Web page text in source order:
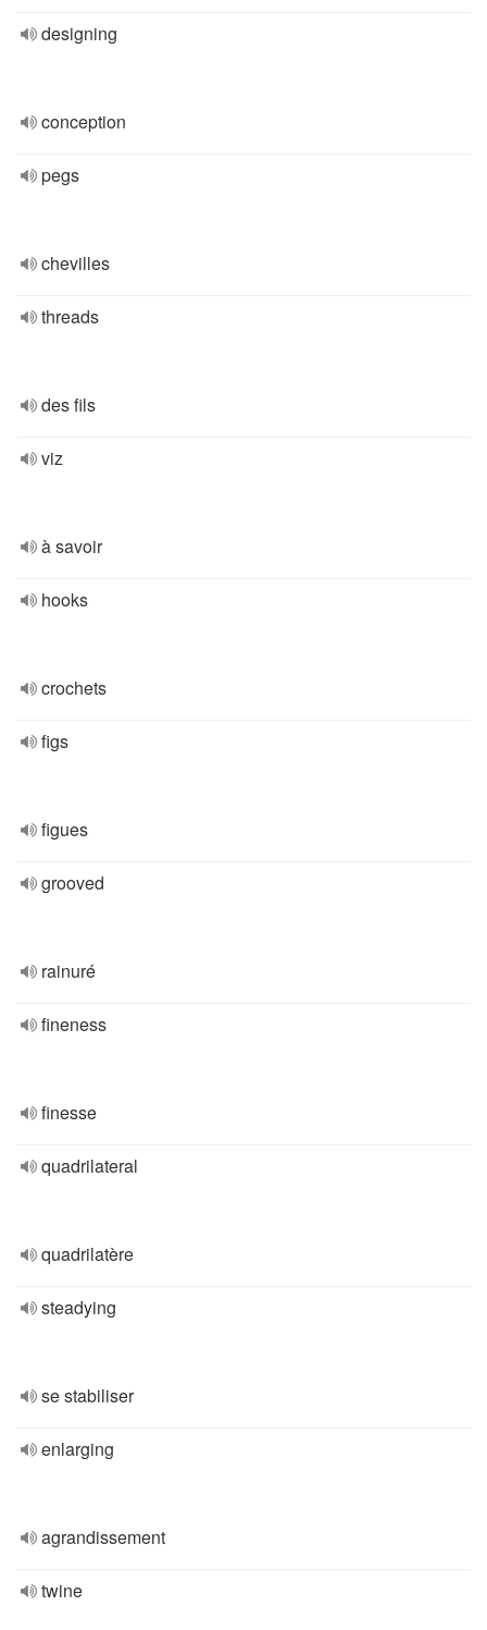
designing
conception
pegs
chevilles
threads
des fils
viz
à savoir
hooks
crochets
figs
figues
grooved
rainuré
fineness
finesse
quadrilateral
quadrilatère
steadying
se stabiliser
enlarging
agrandissement
twine